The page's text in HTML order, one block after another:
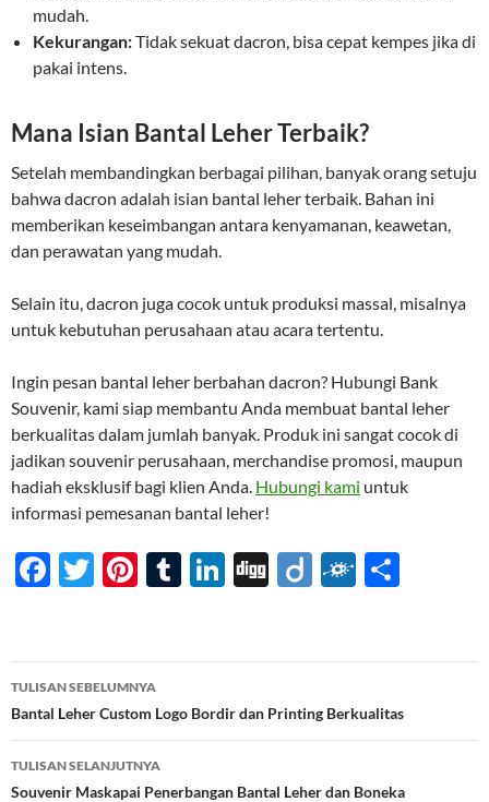
mudah.
Kekurangan:Tidak sekuat dacron, bisa cepat kempes jika di
pakai intens.
Mana Isian Bantal Leher Terbaik?
Setelah membandingkan berbagai pilihan, banyak orang setuju
bahwa dacron adalah isian bantal leher terbaik. Bahan ini
memberikan keseimbangan antara kenyamanan, keawetan,
dan perawatan yang mudah.
Selain itu, dacron juga cocok untuk produksi massal, misalnya
untuk kebutuhan perusahaan atau acara tertentu.
Ingin pesan bantal leher berbahan dacron? Hubungi Bank
Souvenir, kami siap membantu Anda membuat bantal leher
berkualitas dalam jumlah banyak. Produk ini sangat cocok di
jadikan souvenir perusahaan, merchandise promosi, maupun
hadiah eksklusif bagi klien Anda. Hubungi kami untuk
informasi pemesanan bantal leher!
F
b
o
o
k
T
er
Pi
es
t
T
bl
r
Li
e
dI
n
Di Di F
d e
Navigasi
Tulisan
TULISAN SEBELUMNYA
Bantal Leher Custom Logo Bordir dan Printing Berkualitas
TULISAN SELANJUTNYA
Souvenir Maskapai Penerbangan Bantal Leher dan Boneka